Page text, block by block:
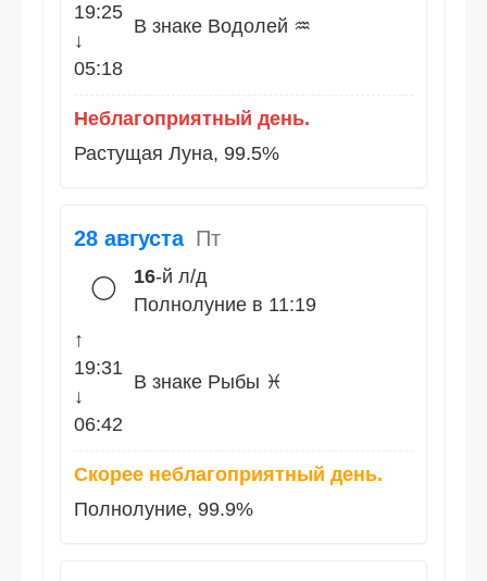
19:25
↓
05:18
В знаке Водолей ♒
Неблагоприятный день.
Растущая Луна, 99.5%
28 августа Пт
🌕 16-й л/д
Полнолуние в 11:19
↑
19:31
↓
06:42
В знаке Рыбы ♓
Скорее неблагоприятный день.
Полнолуние, 99.9%